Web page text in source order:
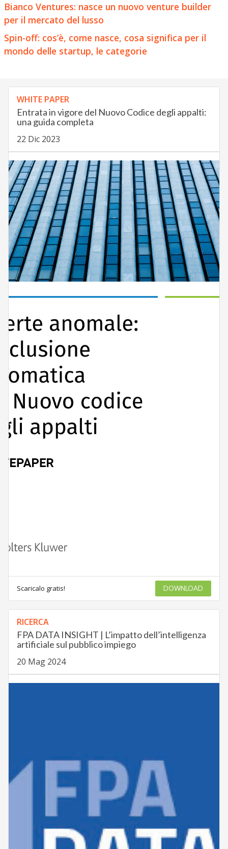
Bianco Ventures: nasce un nuovo venture builder
per il mercato del lusso
Spin-off: cos’è, come nasce, cosa significa per il
mondo delle startup, le categorie
WHITE PAPER
Entrata in vigore del Nuovo Codice degli appalti:
una guida completa
22 Dic 2023
Scaricalo gratis! DOWNLOAD
RICERCA
FPA DATA INSIGHT | L’impatto dell’intelligenza
artificiale sul pubblico impiego
20 Mag 2024